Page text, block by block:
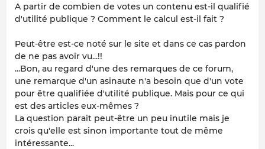
A partir de combien de votes un contenu est-il qualifié
d'utilité publique ? Comment le calcul est-il fait ?
Peut-être est-ce noté sur le site et dans ce cas pardon
de ne pas avoir vu...!!
...Bon, au regard d'une des remarques de ce forum,
une remarque d'un asinaute n'a besoin que d'un vote
pour être qualifiée d'utilité publique. Mais pour ce qui
est des articles eux-mêmes ?
La question parait peut-être un peu inutile mais je
crois qu'elle est sinon importante tout de même
intéressante...